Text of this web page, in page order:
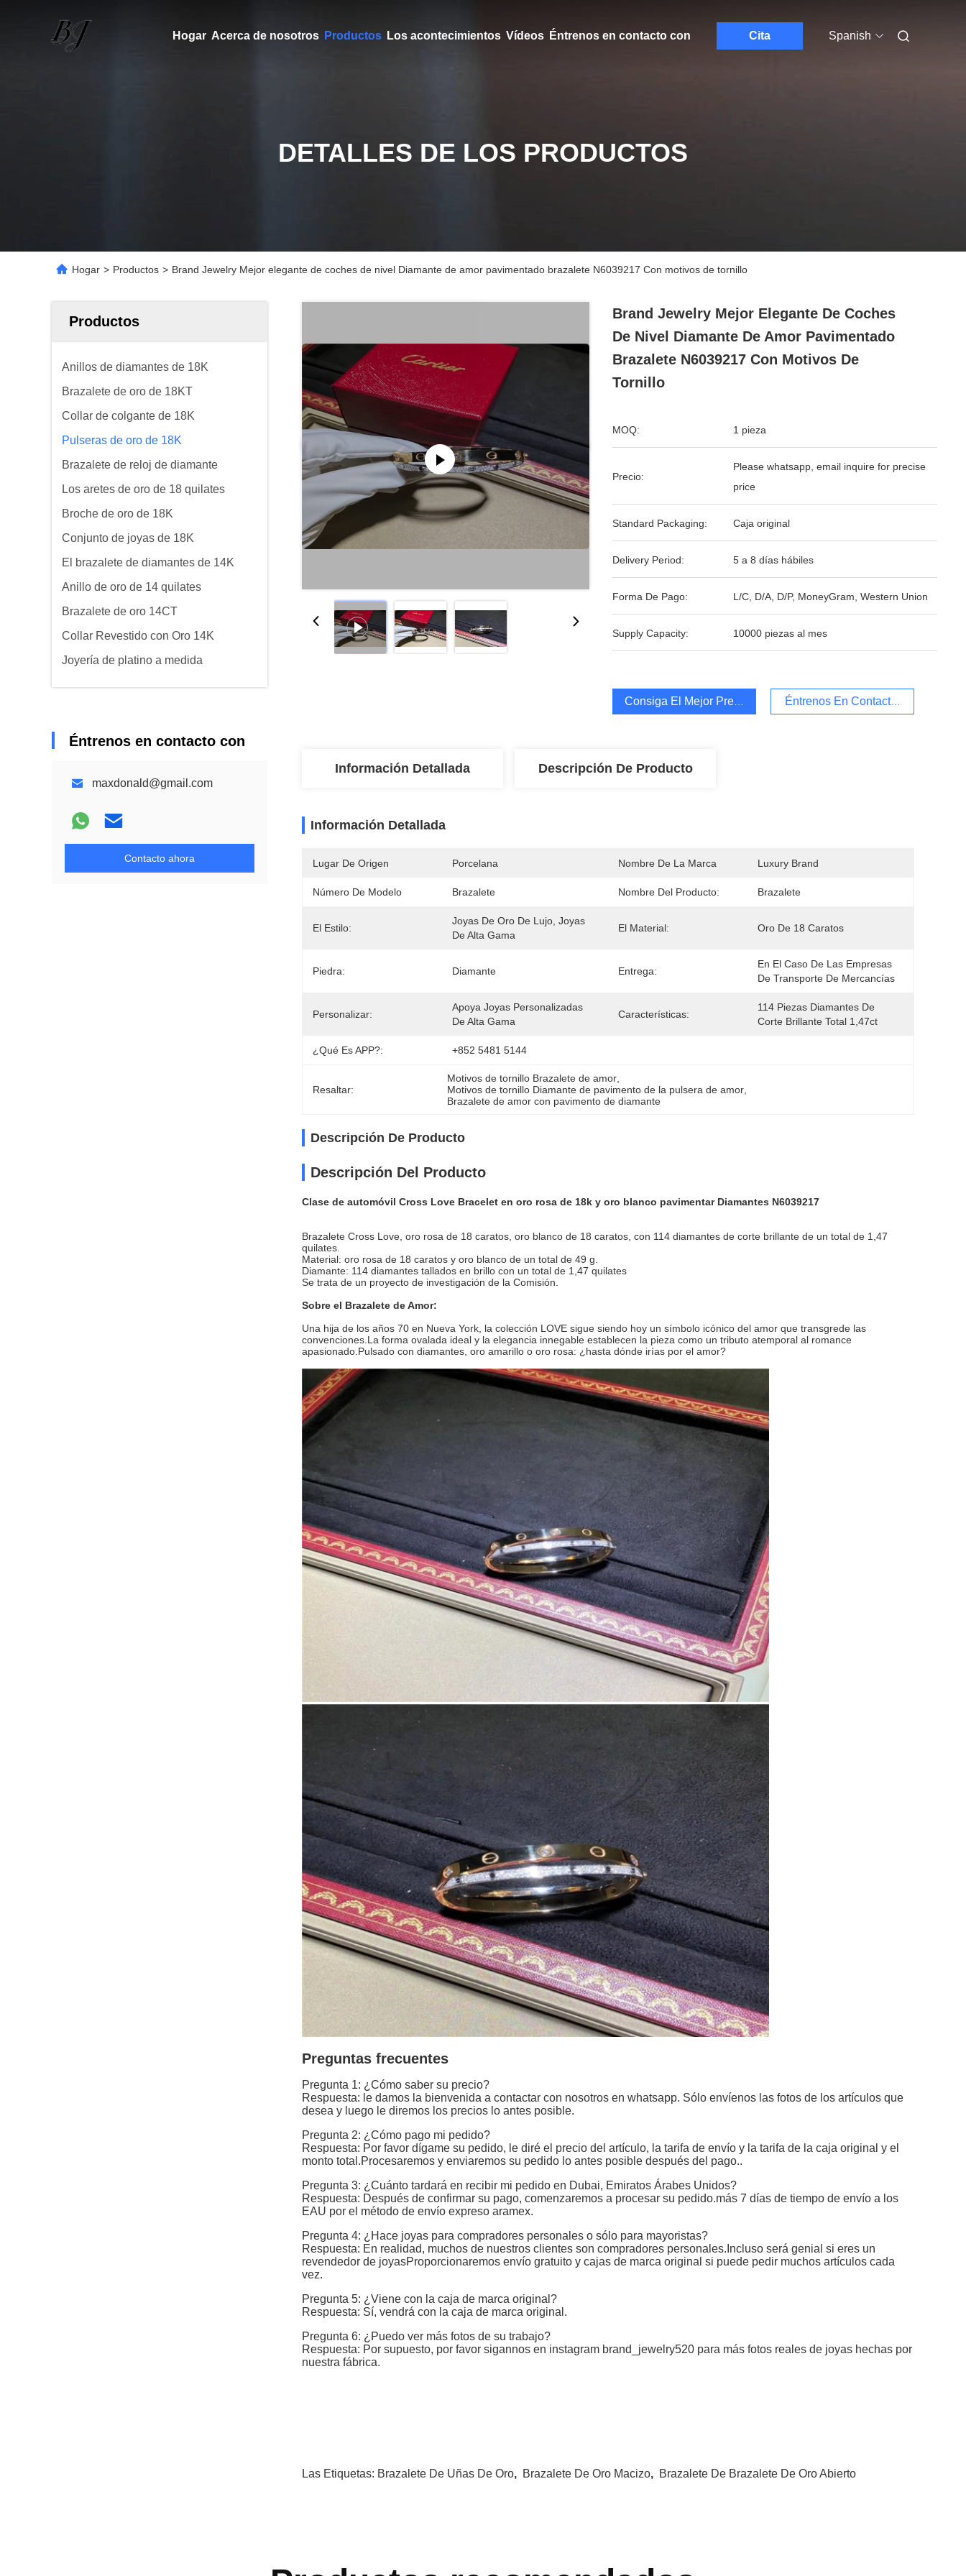
Hogar Acerca de nosotros Productos Los acontecimientos Vídeos Éntrenos en contacto con Cita Spanish
DETALLES DE LOS PRODUCTOS
Hogar > Productos > Brand Jewelry Mejor elegante de coches de nivel Diamante de amor pavimentado brazalete N6039217 Con motivos de tornillo
Productos
Anillos de diamantes de 18K
Brazalete de oro de 18KT
Collar de colgante de 18K
Pulseras de oro de 18K
Brazalete de reloj de diamante
Los aretes de oro de 18 quilates
Broche de oro de 18K
Conjunto de joyas de 18K
El brazalete de diamantes de 14K
Anillo de oro de 14 quilates
Brazalete de oro 14CT
Collar Revestido con Oro 14K
Joyería de platino a medida
Éntrenos en contacto con
maxdonald@gmail.com
Contacto ahora
Brand Jewelry Mejor Elegante De Coches
De Nivel Diamante De Amor Pavimentado
Brazalete N6039217 Con Motivos De
Tornillo
MOQ: 1 pieza
Precio:
Please whatsapp, email inquire for precise
price
Standard Packaging: Caja original
Delivery Period: 5 a 8 días hábiles
Forma De Pago: L/C, D/A, D/P, MoneyGram, Western Union
Supply Capacity: 10000 piezas al mes
Consiga El Mejor Precio Éntrenos En Contacto Con
Información Detallada Descripción De Producto
Información Detallada
Lugar De Origen Porcelana Nombre De La Marca Luxury Brand
Número De Modelo Brazalete Nombre Del Producto: Brazalete
El Estilo:
Joyas De Oro De Lujo, Joyas
De Alta Gama
El Material: Oro De 18 Caratos
Piedra: Diamante Entrega:
En El Caso De Las Empresas
De Transporte De Mercancías
Personalizar:
Apoya Joyas Personalizadas
De Alta Gama
Características:
114 Piezas Diamantes De
Corte Brillante Total 1,47ct
¿Qué Es APP?: +852 5481 5144
Resaltar:
Motivos de tornillo Brazalete de amor
Motivos de tornillo Diamante de pavimento de la pulsera de amor
Brazalete de amor con pavimento de diamante
Descripción De Producto
Descripción Del Producto
Clase de automóvil Cross Love Bracelet en oro rosa de 18k y oro blanco pavimentar Diamantes N6039217
Brazalete Cross Love, oro rosa de 18 caratos, oro blanco de 18 caratos, con 114 diamantes de corte brillante de un total de 1,47
quilates.
Material: oro rosa de 18 caratos y oro blanco de un total de 49 g.
Diamante: 114 diamantes tallados en brillo con un total de 1,47 quilates
Se trata de un proyecto de investigación de la Comisión.
Sobre el Brazalete de Amor:
Una hija de los años 70 en Nueva York, la colección LOVE sigue siendo hoy un símbolo icónico del amor que transgrede las
convenciones.La forma ovalada ideal y la elegancia innegable establecen la pieza como un tributo atemporal al romance
apasionado.Pulsado con diamantes, oro amarillo o oro rosa: ¿hasta dónde irías por el amor?
Preguntas frecuentes
Pregunta 1: ¿Cómo saber su precio?
Respuesta: le damos la bienvenida a contactar con nosotros en whatsapp. Sólo envíenos las fotos de los artículos que
desea y luego le diremos los precios lo antes posible.
Pregunta 2: ¿Cómo pago mi pedido?
Respuesta: Por favor dígame su pedido, le diré el precio del artículo, la tarifa de envío y la tarifa de la caja original y el
monto total.Procesaremos y enviaremos su pedido lo antes posible después del pago..
Pregunta 3: ¿Cuánto tardará en recibir mi pedido en Dubai, Emiratos Árabes Unidos?
Respuesta: Después de confirmar su pago, comenzaremos a procesar su pedido.más 7 días de tiempo de envío a los
EAU por el método de envío expreso aramex.
Pregunta 4: ¿Hace joyas para compradores personales o sólo para mayoristas?
Respuesta: En realidad, muchos de nuestros clientes son compradores personales.Incluso será genial si eres un
revendedor de joyasProporcionaremos envío gratuito y cajas de marca original si puede pedir muchos artículos cada
vez.
Pregunta 5: ¿Viene con la caja de marca original?
Respuesta: Sí, vendrá con la caja de marca original.
Pregunta 6: ¿Puedo ver más fotos de su trabajo?
Respuesta: Por supuesto, por favor sigannos en instagram brand_jewelry520 para más fotos reales de joyas hechas por
nuestra fábrica.
Las Etiquetas: Brazalete De Uñas De Oro, Brazalete De Oro Macizo, Brazalete De Brazalete De Oro Abierto